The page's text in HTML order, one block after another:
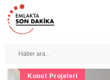
Konut Projeleri